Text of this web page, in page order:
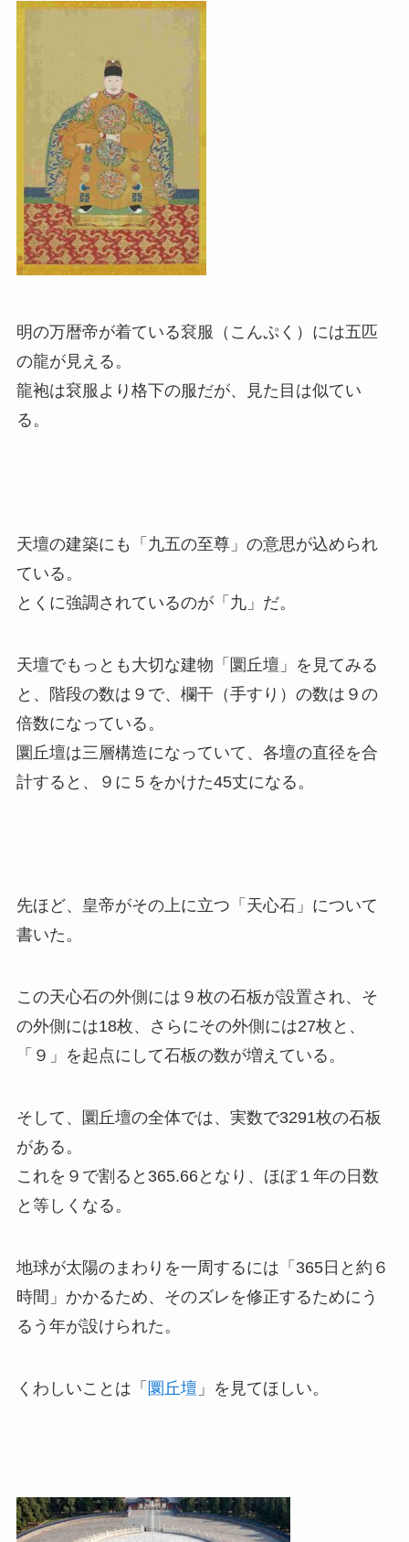
明の万暦帝が着ている袞服（こんぷく）には五匹
の龍が見える。
龍袍は袞服より格下の服だが、見た目は似てい
る。
天壇の建築にも「九五の至尊」の意思が込められ
ている。
とくに強調されているのが「九」だ。
天壇でもっとも大切な建物「圜丘壇」を見てみる
と、階段の数は９で、欄干（手すり）の数は９の
倍数になっている。
圜丘壇は三層構造になっていて、各壇の直径を合
計すると、９に５をかけた45丈になる。
先ほど、皇帝がその上に立つ「天心石」について
書いた。
この天心石の外側には９枚の石板が設置され、そ
の外側には18枚、さらにその外側には27枚と、
「９」を起点にして石板の数が増えている。
そして、圜丘壇の全体では、実数で3291枚の石板
がある。
これを９で割ると365.66となり、ほぼ１年の日数
と等しくなる。
地球が太陽のまわりを一周するには「365日と約６
時間」かかるため、そのズレを修正するためにう
るう年が設けられた。
くわしいことは「 圜丘壇 」を見てほしい。